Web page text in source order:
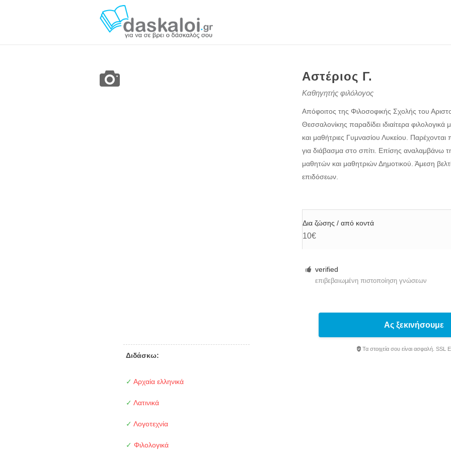
Αστέριος Γ.
Καθηγητής φιλόλογος
Απόφοιτος της Φιλοσοφικής Σχολής του
Θεσσαλονίκης παραδίδει ιδιαίτερα
και μαθήτριες Γυμνασίου Λυκείου.
για διάβασμα στο σπίτι. Επίσης αναλαμβάνω
μαθητών και μαθητριών Δημοτικού. Άμεση
επιδόσεων.
Δια ζώσης / από κοντά
10€
verified
επιβεβαιωμένη πιστοποίηση γνώσεων
Διδάσκω:
✓ Αρχαία ελληνικά
✓ Λατινικά
✓ Λογοτεχνία
✓ Φιλολογικά
Ας ξεκινήσουμε
Τα στοιχεία σου είναι ασφαλή. SSL